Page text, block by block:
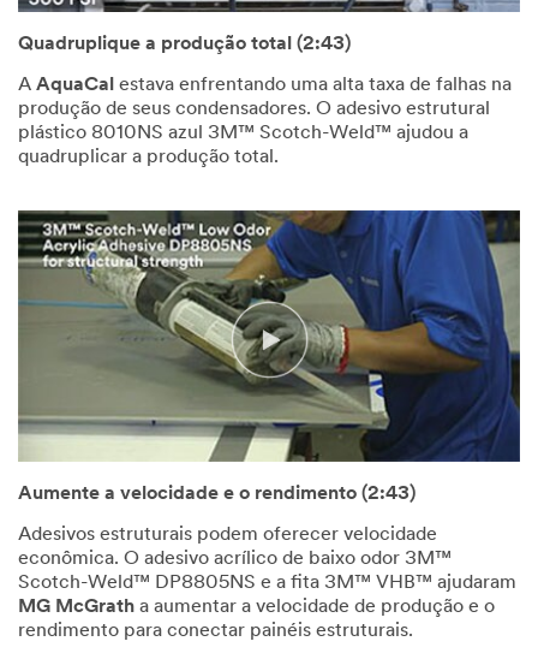
Quadruplique a produção total (2:43)
A AquaCal estava enfrentando uma alta taxa de falhas na
produção de seus condensadores. O adesivo estrutural
plástico 8010NS azul 3M™ Scotch-Weld™ ajudou a
quadruplicar a produção total.
Aumente a velocidade e o rendimento (2:43)
Adesivos estruturais podem oferecer velocidade
econômica. O adesivo acrílico de baixo odor 3M™
Scotch-Weld™ DP8805NS e a fita 3M™ VHB™ ajudaram
MG McGrath a aumentar a velocidade de produção e o
rendimento para conectar painéis estruturais.